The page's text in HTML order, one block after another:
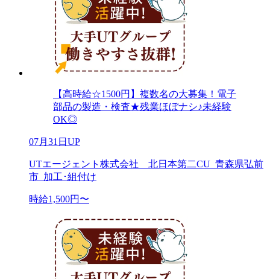
【高時給☆1500円】複数名の大募集！電子
部品の製造・検査★残業ほぼナシ♪未経験
OK◎
07月31日UP
UTエージェント株式会社 北日本第二CU_青森県弘前
市_加工･組付け
時給1,500円〜